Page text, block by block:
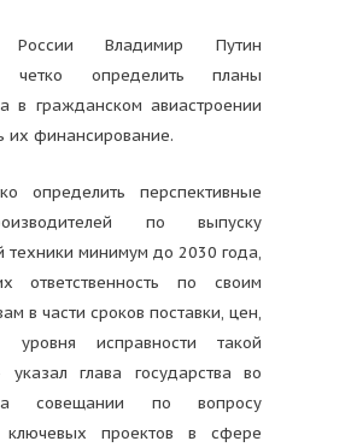
России Владимир Путин
четко определить планы
в гражданском авиастроении
их финансирование.
определить перспективные
по выпуску
техники минимум до 2030 года,
по своим
в части сроков поставки, цен,
уровня исправности такой
глава государства во
совещании по вопросу
ключевых проектов в сфере